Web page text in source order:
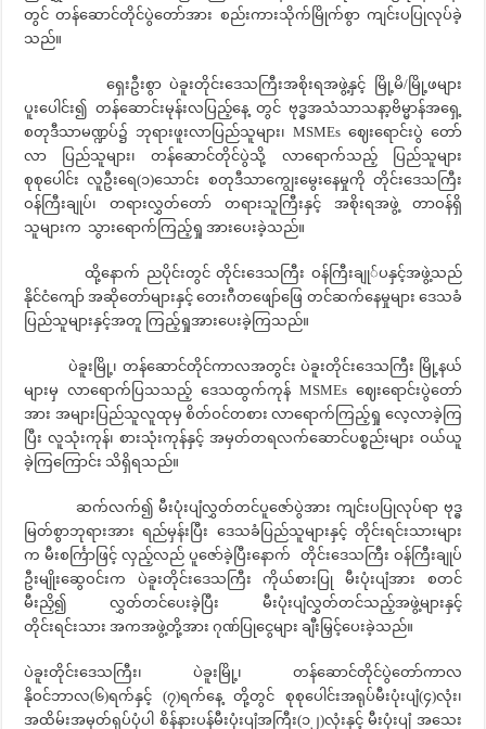
တွင် တန်ဆောင်တိုင်ပွဲတော်အား စည်းကားသိုက်မြိုက်စွာ ကျင်းပပြုလုပ်ခဲ့
သည်။
ရှေးဦးစွာ ပဲခူးတိုင်းဒေသကြီးအစိုးရအဖွဲ့နှင့် မြို့မိ/မြို့ဖများ
ပူးပေါင်း၍ တန်ဆောင်းမုန်းလပြည့်နေ့ တွင် ဗုဒ္ဓအသံသာသနာ့ဗိမ္မာန်အရှေ့
စတုဒီသာမဏ္ဍပ်၌ ဘုရားဖူးလာပြည်သူများ၊ MSMEs ဈေးရောင်းပွဲ တော်
လာ ပြည်သူများ၊ တန်ဆောင်တိုင်ပွဲသို့ လာရောက်သည့် ပြည်သူများ
စုစုပေါင်း လူဦးရေ(၁)သောင်း စတုဒီသာကျွေးမွေးနေမှုကို တိုင်းဒေသကြီး
ဝန်ကြီးချုပ်၊ တရားလွှတ်တော် တရားသူကြီးနှင့် အစိုးရအဖွဲ့ တာဝန်ရှိ
သူများက သွားရောက်ကြည့်ရှု အားပေးခဲ့သည်။
ထို့နောက် ညပိုင်းတွင် တိုင်းဒေသကြီး ဝန်ကြီးချု်ပနှင့်အဖွဲ့သည်
နိုင်ငံကျော် အဆိုတော်များနှင့် တေးဂီတဖျော်ဖြေ တင်ဆက်နေမှုများ ဒေသခံ
ပြည်သူများနှင့်အတူ ကြည့်ရှုအားပေးခဲ့ကြသည်။
ပဲခူးမြို့၊ တန်ဆောင်တိုင်ကာလအတွင်း ပဲခူးတိုင်းဒေသကြီး မြို့နယ်
များမှ လာရောက်ပြသသည့် ဒေသထွက်ကုန် MSMEs ဈေးရောင်းပွဲတော်
အား အများပြည်သူလူထုမှ စိတ်ဝင်တစား လာရောက်ကြည့်ရှု လေ့လာခဲ့ကြ
ပြီး လူသုံးကုန်၊ စားသုံးကုန်နှင့် အမှတ်တရလက်ဆောင်ပစ္စည်းများ ဝယ်ယူ
ခဲ့ကြကြောင်း သိရှိရသည်။
ဆက်လက်၍ မီးပုံးပျံလွှတ်တင်ပူဇော်ပွဲအား ကျင်းပပြုလုပ်ရာ ဗုဒ္ဓ
မြတ်စွာဘုရားအား ရည်မှန်းပြီး ဒေသခံပြည်သူများနှင့် တိုင်းရင်းသားများ
က မီးစင်္ကြာဖြင့် လှည့်လည် ပူဇော်ခဲ့ပြီးနောက် တိုင်းဒေသကြီး ဝန်ကြီးချုပ်
ဦးမျိုးဆွေဝင်းက ပဲခူးတိုင်းဒေသကြီး ကိုယ်စားပြု မီးပုံးပျံအား စတင်
မီးညှိ၍ လွှတ်တင်ပေးခဲ့ပြီး မီးပုံးပျံလွှတ်တင်သည့်အဖွဲ့များနှင့်
တိုင်းရင်းသား အကအဖွဲ့တို့အား ဂုဏ်ပြုငွေများ ချီးမြှင့်ပေးခဲ့သည်။
ပဲခူးတိုင်းဒေသကြီး၊ ပဲခူးမြို့၊ တန်ဆောင်တိုင်ပွဲတော်ကာလ
နိုဝင်ဘာလ(၆)ရက်နှင့် (၇)ရက်နေ့ တို့တွင် စုစုပေါင်းအရုပ်မီးပုံးပျံ(၄)လုံး၊
အထိမ်းအမှတ်ရုပ်ပုံပါ စိန်နားပန်မီးပုံးပျံအကြီး(၁၂)လုံးနှင့် မီးပုံးပျံ အသေး